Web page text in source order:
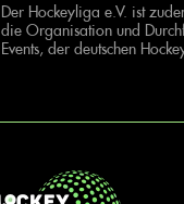
Der Hockeyliga e.V. ist
die Organisation und
Events, der deutschen